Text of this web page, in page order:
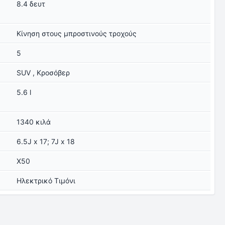
8.4 δευτ
Κίνηση στους μπροστινούς τροχούς
5
SUV , Κροσόβερ
5.6 l
1340 κιλά
6.5J x 17; 7J x 18
X50
Ηλεκτρικό Τιμόνι